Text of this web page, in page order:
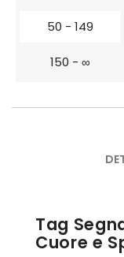
50 - 149
150 - ∞
Tag
Cuore e